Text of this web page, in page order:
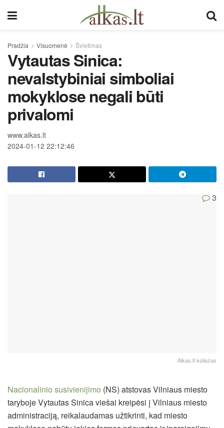
Pradžia Visuomenė Švietimas
Vytautas Sinica:
nevalstybiniai simboliai
mokyklose negali būti
privalomi
www.alkas.lt
2024-01-12 22:12:46
3
Alkas.lt koliažas
Nacionalinio susivienijimo (NS) atstovas Vilniaus miesto
taryboje Vytautas Sinica viešai kreipėsi į Vilniaus miesto
administraciją, reikalaudamas užtikrinti, kad miesto